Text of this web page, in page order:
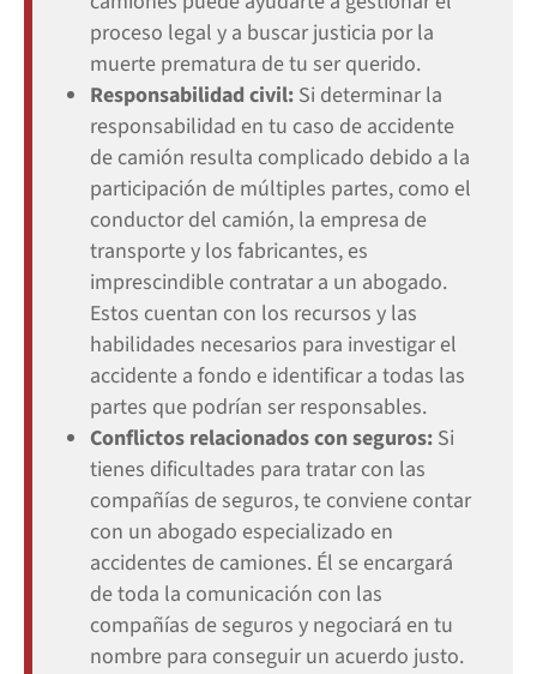
proceso legal y a buscar justicia por la
muerte prematura de tu ser querido.
Responsabilidad civil: Si determinar la
responsabilidad en tu caso de accidente
de camión resulta complicado debido a la
participación de múltiples partes, como el
conductor del camión, la empresa de
transporte y los fabricantes, es
imprescindible contratar a un abogado.
Estos cuentan con los recursos y las
habilidades necesarios para investigar el
accidente a fondo e identificar a todas las
partes que podrían ser responsables.
Conflictos relacionados con seguros: Si
tienes dificultades para tratar con las
compañías de seguros, te conviene contar
con un abogado especializado en
accidentes de camiones. Él se encargará
de toda la comunicación con las
compañías de seguros y negociará en tu
nombre para conseguir un acuerdo justo.